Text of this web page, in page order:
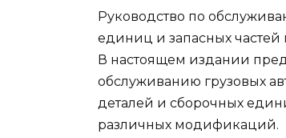
Руководство по
единиц и запасных частей
В настоящем издании
обслуживанию грузовых
деталей и сборочных
различных модификаций.